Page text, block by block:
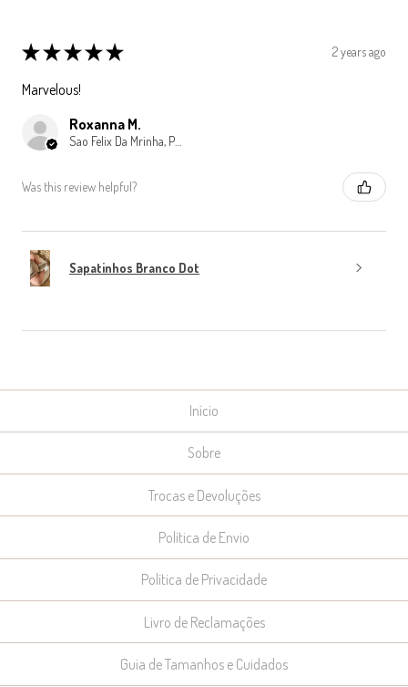
★★★★★ 2 years ago
Marvelous!
Roxanna M.
Was this review helpful?
Sapatinhos Branco Dot
Início
Sobre
Trocas e Devoluções
Política de Envio
Política de Privacidade
Livro de Reclamações
Guia de Tamanhos e Cuidados